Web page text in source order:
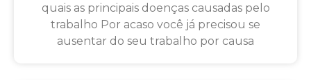
quais as principais doenças causadas pelo
trabalho Por acaso você já precisou se
ausentar do seu trabalho por causa